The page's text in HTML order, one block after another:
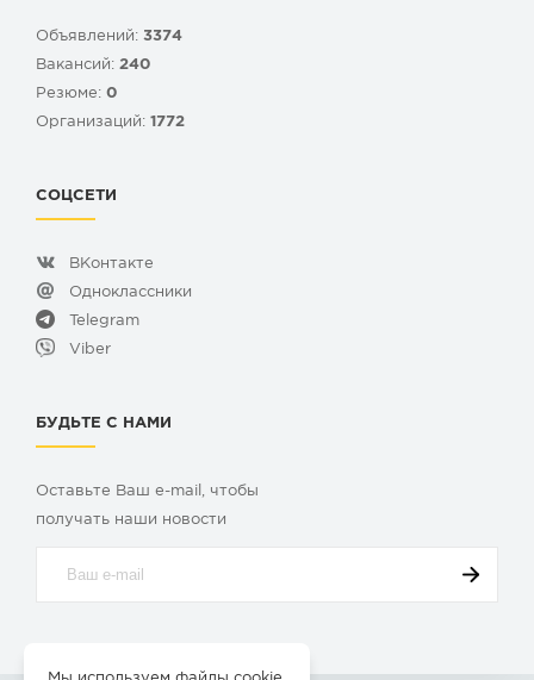
Объявлений: 3374
Вакансий: 240
Резюме: 0
Организаций: 1772
СОЦСЕТИ
ВКонтакте
Одноклассники
Telegram
Viber
БУДЬТЕ С НАМИ
Оставьте Ваш e-mail, чтобы
получать наши новости